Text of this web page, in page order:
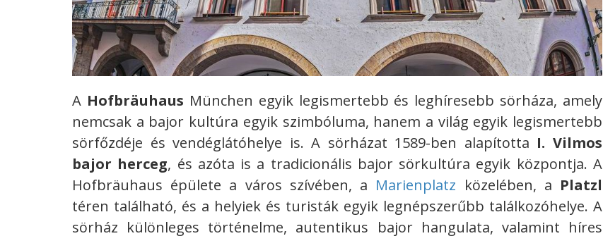
A Hofbräuhaus München egyik legismertebb és leghíresebb sörháza, amely
nemcsak a bajor kultúra egyik szimbóluma, hanem a világ egyik legismertebb
sörfőzdéje és vendéglátóhelye is.A sörházat 1589-ben alapította I. Vilmos
bajor herceg, és azóta is a tradicionális bajor sörkultúra egyik központja. A
Hofbräuhaus épülete a város szívében, a Marienplatz közelében, a Platzl
téren található, és a helyiek és turisták egyik legnépszerűbb találkozóhelye. A
sörház különleges történelme, autentikus bajor hangulata, valamint híres